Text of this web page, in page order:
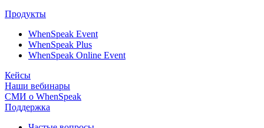
Продукты
WhenSpeak Event
WhenSpeak Plus
WhenSpeak Online Event
Кейсы
Наши вебинары
СМИ о WhenSpeak
Поддержка